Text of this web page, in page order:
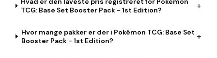
TCG: Base Set Booster Pack - 1st Edition?
+
Hvor mange pakker er der i Pokémon TCG: Base Set
Booster Pack - 1st Edition?
+